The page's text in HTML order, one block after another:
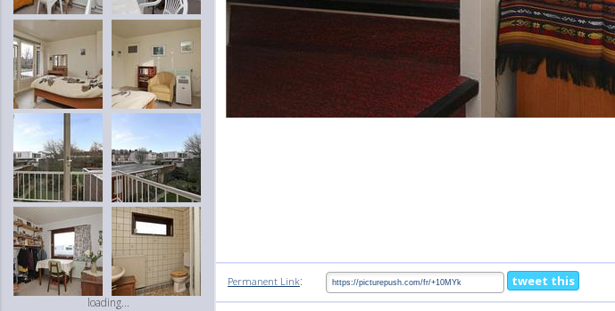
loading...
Permanent Link: tweet this